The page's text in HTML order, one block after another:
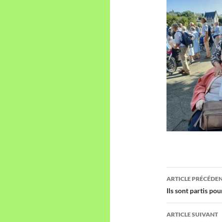
des
articles
ARTICLE
Ils sont partis
ARTICLE SUIVANT